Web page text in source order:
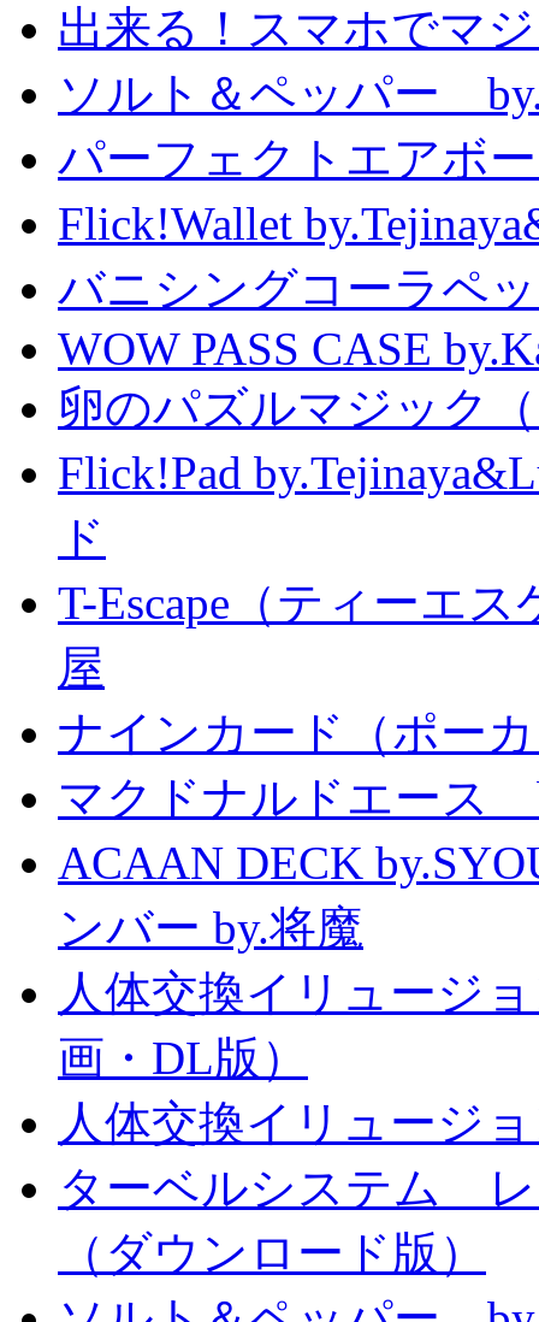
出来る！スマホでマ
ソルト＆ペッパー
パーフェクトエアボ
Flick!Wallet
バニシングコーラペ
WOW PASS CASE
卵のパズルマジック
Flick!Pad
ド
T-Escape（ティーエ
屋
ナインカード（ポー
マクドナルドエース
ACAAN DECK
ンバー by.将魔
人体交換イリュージ
画・DL版）
人体交換イリュージ
ターベルシステム
（ダウンロード版）